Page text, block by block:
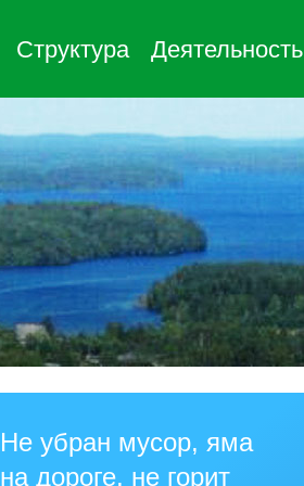
Структура Деятельность
Не убран мусор, яма
на дороге, не горит